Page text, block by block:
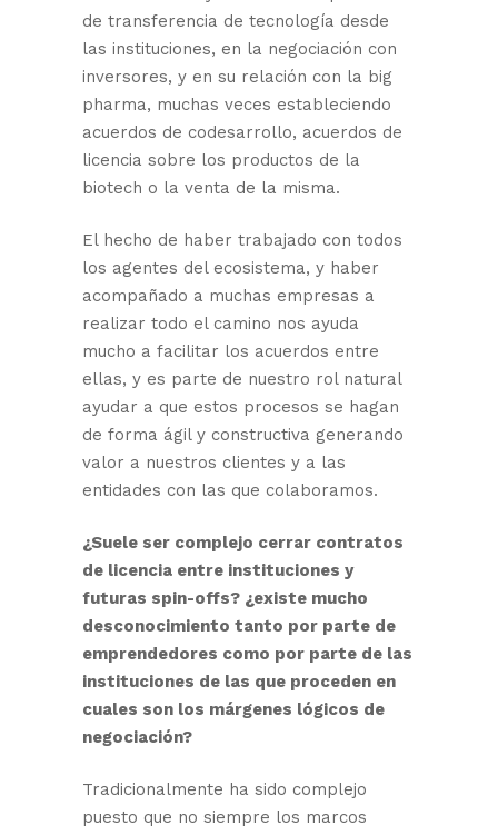
de transferencia de tecnología desde
las instituciones, en la negociación con
inversores, y en su relación con la big
pharma, muchas veces estableciendo
acuerdos de codesarrollo, acuerdos de
licencia sobre los productos de la
biotech o la venta de la misma.
El hecho de haber trabajado con todos
los agentes del ecosistema, y haber
acompañado a muchas empresas a
realizar todo el camino nos ayuda
mucho a facilitar los acuerdos entre
ellas, y es parte de nuestro rol natural
ayudar a que estos procesos se hagan
de forma ágil y constructiva generando
valor a nuestros clientes y a las
entidades con las que colaboramos.
¿Suele ser complejo cerrar contratos
de licencia entre instituciones y
futuras spin-offs? ¿existe mucho
desconocimiento tanto por parte de
emprendedores como por parte de las
instituciones de las que proceden en
cuales son los márgenes lógicos de
negociación?
Tradicionalmente ha sido complejo
puesto que no siempre los marcos